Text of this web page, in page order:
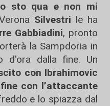
sto qua e non mi
Silvestri le ha
Gabbiadini, pronto
la Sampdoria in
d'ora dalla fine. Un
con Ibrahimovic
con l’attaccante
e lo spiazza dal